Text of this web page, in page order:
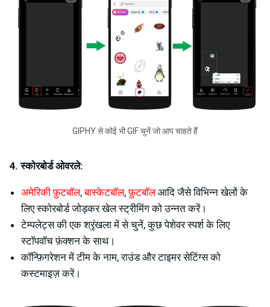
GIPHY से कोई भी GIF चुनें जो आप चाहते हैं
4. स्कोरबोर्ड ओवरले:
अमेरिकी फ़ुटबॉल,बास्केटबॉल,फ़ुटबॉलआदि जैसे विभिन्न खेलों के
लिए स्कोरबोर्ड जोड़कर खेल स्ट्रीमिंग को उन्नत करें।
टेम्पलेट्स की एक श्रृंखला में से चुनें, कुछ पेशेवर स्पर्श के लिए
स्टॉपवॉच फ़ंक्शन के साथ।
कॉन्फ़िगरेशन में टीम के नाम, राउंड और टाइमर सेटिंग्स को
कस्टमाइज़ करें।